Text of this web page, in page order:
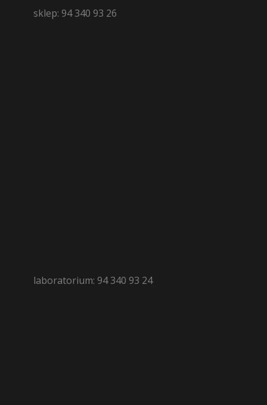
sklep: 94 340 93 26
laboratorium: 94 340 93 24